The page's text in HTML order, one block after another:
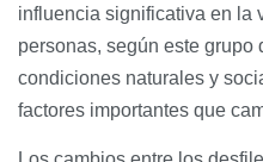
influencia significativa en la
personas, según este grupo
condiciones naturales y
factores importantes que